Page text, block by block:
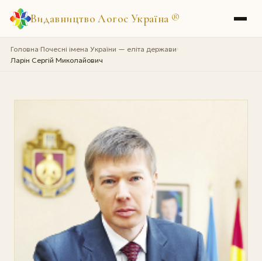
Видавництво Логос Україна ®
Головна›Почесні імена України — еліта держави›
Ларін Сергій Миколайович